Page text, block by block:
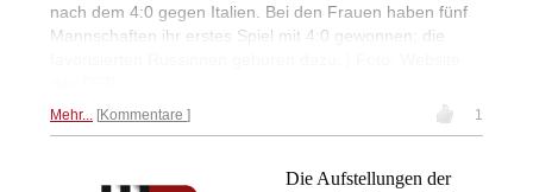
nach dem 4:0 gegen Italien. Bei den Frauen haben fünf
Mannschaften ihr erstes Spiel mit 4:0 gewonnen; die
Mehr... Kommentare 1
Die Aufstellungen der